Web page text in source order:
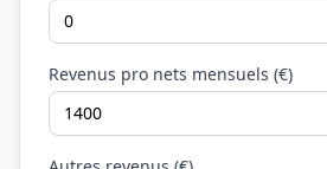
Revenus pro nets mensuels (€)